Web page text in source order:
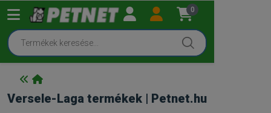
0
Versele-Laga termékek | Petnet.hu